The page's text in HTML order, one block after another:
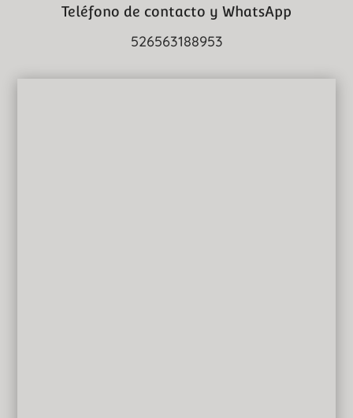
Teléfono de contacto y WhatsApp
526563188953